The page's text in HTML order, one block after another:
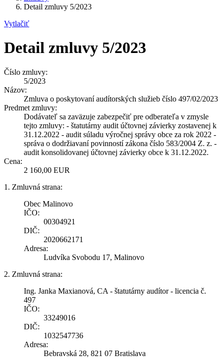
Detail zmluvy 5/2023
Vytlačiť
Detail zmluvy 5/2023
Číslo zmluvy:
5/2023
Názov:
Zmluva o poskytovaní audítorských služieb číslo 497/02/2023
Predmet zmluvy:
Dodávateľ sa zaväzuje zabezpečiť pre odberateľa v zmysle
tejto zmluvy: - štatutárny audit účtovnej závierky zostavenej k
31.12.2022 - audit súladu výročnej správy obce za rok 2022 -
správa o dodržiavaní povinností zákona číslo 583/2004 Z. z. -
audit konsolidovanej účtovnej závierky obce k 31.12.2022.
Cena:
2 160,00 EUR
1. Zmluvná strana:
Obec Malinovo
IČO:
00304921
DIČ:
2020662171
Adresa:
Ludvíka Svobodu 17, Malinovo
2. Zmluvná strana:
Ing. Janka Maxianová, CA - štatutárny audítor - licencia č.
497
IČO:
33249016
DIČ:
1032547736
Adresa:
Bebravská 28, 821 07 Bratislava